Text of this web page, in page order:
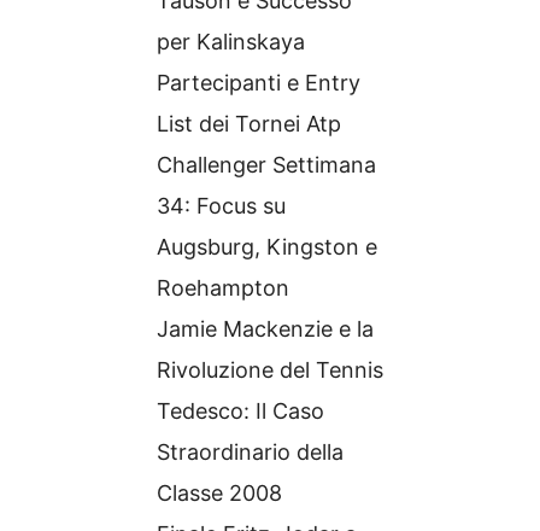
per Kalinskaya
Partecipanti e Entry
List dei Tornei Atp
Challenger Settimana
34: Focus su
Augsburg, Kingston e
Roehampton
Jamie Mackenzie e la
Rivoluzione del Tennis
Tedesco: Il Caso
Straordinario della
Classe 2008